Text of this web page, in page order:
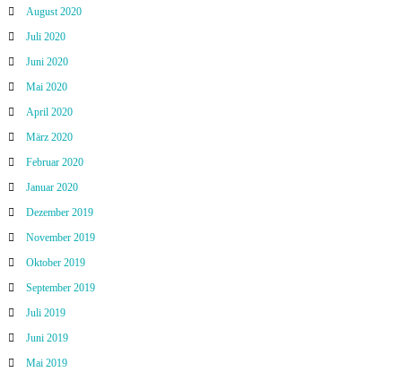
August 2020
Juli 2020
Juni 2020
Mai 2020
April 2020
März 2020
Februar 2020
Januar 2020
Dezember 2019
November 2019
Oktober 2019
September 2019
Juli 2019
Juni 2019
Mai 2019